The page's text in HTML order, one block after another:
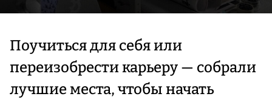
Поучиться для себя или
переизобрести карьеру — собрали
лучшие места, чтобы начать